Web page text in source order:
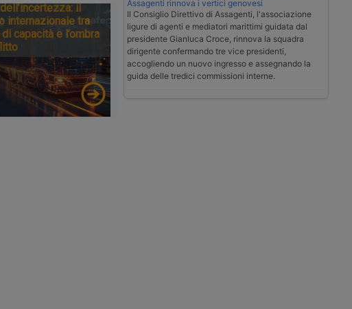
il
internazionale tra
capacità e l’ombra
Assagenti rinnova i vertici genovesi
Il Consiglio Direttivo di Assagenti, l'associazione
ligure di agenti e mediatori marittimi guidata dal
presidente Gianluca Croce, rinnova la squadra
dirigente confermando tre vice presidenti,
accogliendo un nuovo ingresso e assegnando la
guida delle tredici commissioni interne.